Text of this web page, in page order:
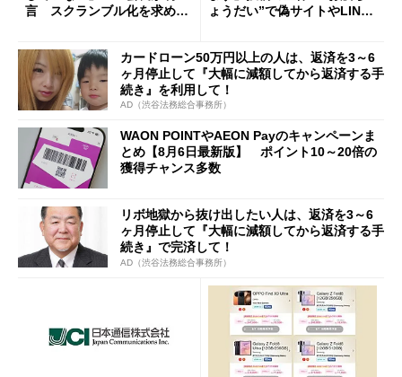
言 スクランブル化を求める
ょうだい”で偽サイトやLINE
カードローン50万円以上の人は、返済を3～6
ヶ月停止して『大幅に減額してから返済する手
続き』を利用して！
AD（渋谷法務総合事務所）
WAON POINTやAEON Payのキャンペーンま
とめ【8月6日最新版】 ポイント10～20倍の
獲得チャンス多数
リボ地獄から抜け出したい人は、返済を3～6
ヶ月停止して『大幅に減額してから返済する手
続き』で完済して！
AD（渋谷法務総合事務所）